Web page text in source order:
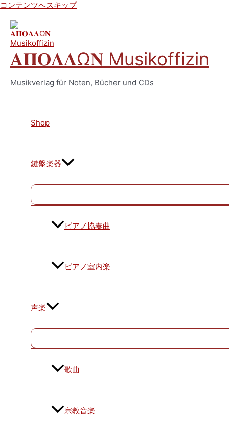
コンテンツへスキップ
𝚨𝚷𝚶𝚲𝚲Ω𝚴 Musikoffizin
Musikverlag für Noten, Bücher und CDs
Shop
鍵盤楽器
ピアノ協奏曲
ピアノ室内楽
声楽
歌曲
宗教音楽